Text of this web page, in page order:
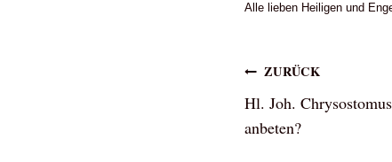
Alle lieben Heiligen und
ZURÜCK
Hl. Joh.
anbeten?